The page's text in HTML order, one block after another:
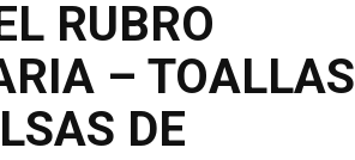
RUBRO
– TOALLAS
DE